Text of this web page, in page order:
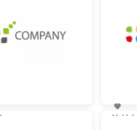

60,00 €